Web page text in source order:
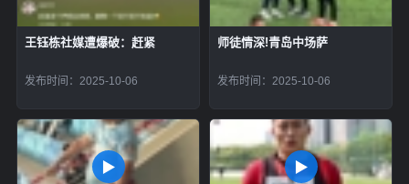
王钰栋社媒遭爆破：赶紧
发布时间：2025-10-06
师徒情深!青岛中场萨
发布时间：2025-10-06